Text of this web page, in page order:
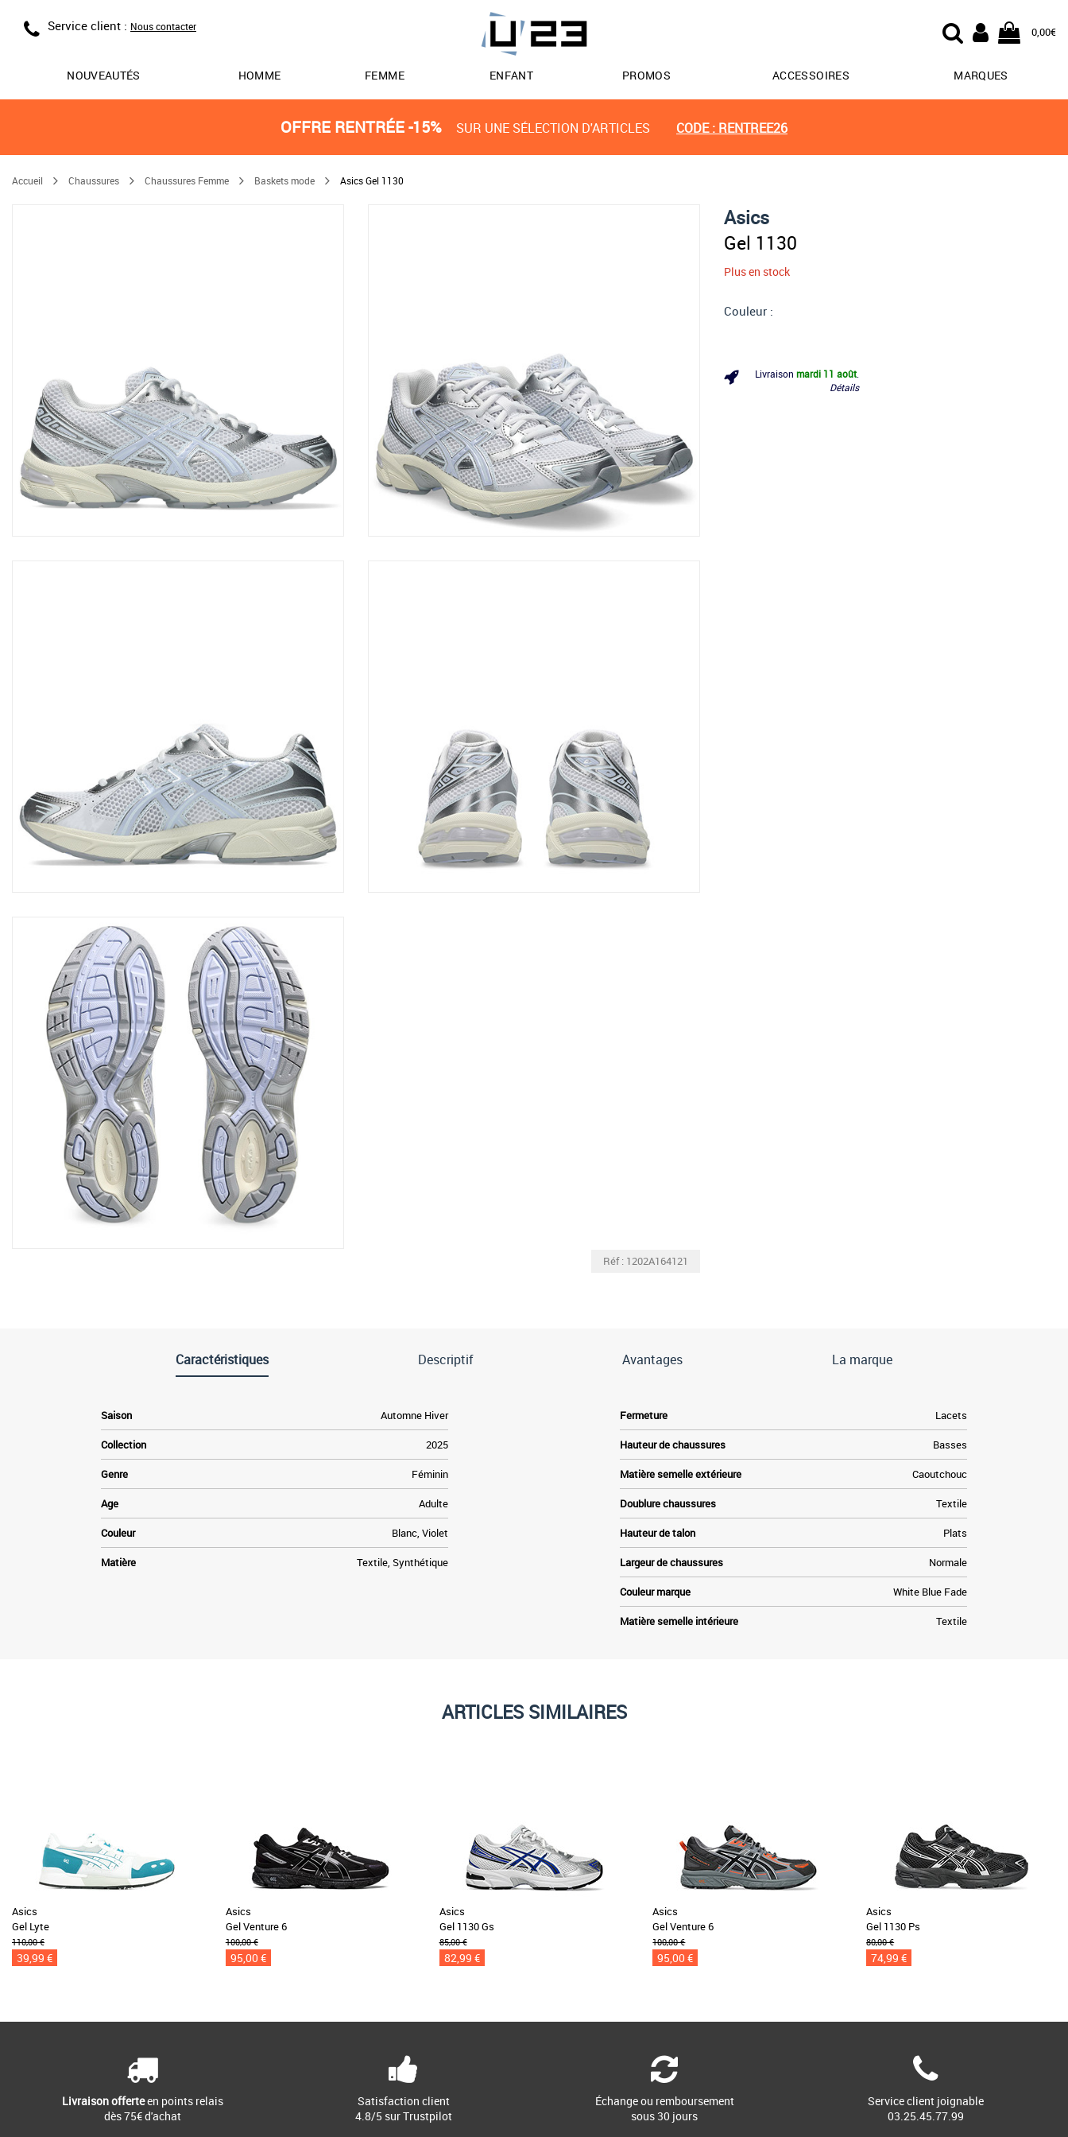
Service client : Nous contacter 0,00€
NOUVEAUTÉS HOMME FEMME ENFANT PROMOS ACCESSOIRES MARQUES
OFFRE RENTRÉE -15% SUR UNE SÉLECTION D'ARTICLES CODE : RENTREE26
Accueil Chaussures Chaussures Femme Baskets mode Asics Gel 1130
Réf : 1202A164121
Asics
Gel 1130
Plus en stock
Couleur :
Livraison mardi 11 août
Détails
Caractéristiques Descriptif Avantages La marque
Saison Automne Hiver
Collection 2025
Genre Féminin
Age Adulte
Couleur Blanc, Violet
Matière Textile, Synthétique
Fermeture Lacets
Hauteur de chaussures Basses
Matière semelle extérieure Caoutchouc
Doublure chaussures Textile
Hauteur de talon Plats
Largeur de chaussures Normale
Couleur marque White Blue Fade
Matière semelle intérieure Textile
ARTICLES SIMILAIRES
Asics
Gel Lyte
110,00 €
39,99 €
Asics
Gel Venture 6
100,00 €
95,00 €
Asics
Gel 1130 Gs
85,00 €
82,99 €
Asics
Gel Venture 6
100,00 €
95,00 €
Asics
Gel 1130 Ps
80,00 €
74,99 €
Livraison offerteen points relais
dès 75€ d'achat
Satisfaction client
4.8/5 sur Trustpilot
Échange ou remboursement
sous 30 jours
Service client joignable
03.25.45.77.99